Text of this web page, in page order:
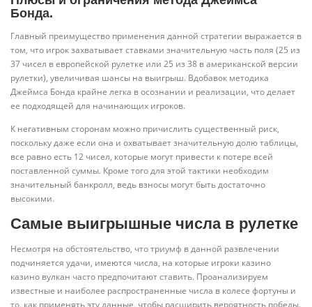
Бонда.
Главный преимущество применения данной стратегии выражается в
том, что игрок захватывает ставками значительную часть поля (25 из
37 чисел в европейской рулетке или 25 из 38 в американской версии
рулетки), увеличивая шансы на выигрыш. Вдобавок методика
Джеймса Бонда крайне легка в осознании и реализации, что делает
ее подходящей для начинающих игроков.
К негативным сторонам можно причислить существенный риск,
поскольку даже если она и охватывает значительную долю таблицы,
все равно есть 12 чисел, которые могут привести к потере всей
поставленной суммы. Кроме того для этой тактики необходим
значительный банкролл, ведь взносы могут быть достаточно
высокими.
Самые выигрышные числа в рулетке
Несмотря на обстоятельство, что триумф в данной развлечении
подчиняется удачи, имеются числа, на которые игроки казино
казино вулкан часто предпочитают ставить. Проанализируем
известные и наиболее распространенные числа в колесе фортуны и